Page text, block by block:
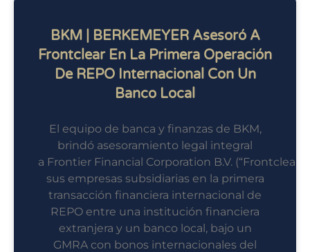
BKM | BERKEMEYER Asesoró A
Frontclear En La Primera Operación
De REPO Internacional Con Un
Banco Local
El equipo de banca y finanzas de BKM,
brindó asesoramiento legal integral
a Frontier Financial Corporation B.V. (“Frontclear”)
sus empresas subsidiarias en la primera
transacción financiera internacional de
REPO entre una institución financiera
extranjera y un banco local, bajo un
GMRA con bonos internacionales del